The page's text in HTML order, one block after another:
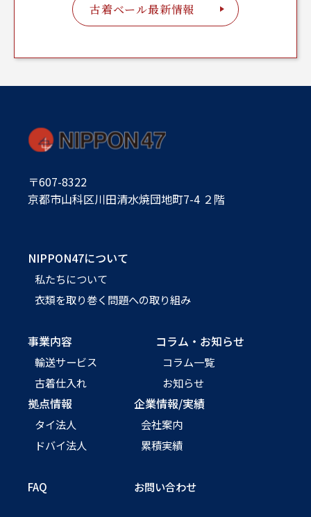
古着ベール最新情報
〒607-8322
京都市山科区川田清水焼団地町7-4 ２階
NIPPON47について
私たちについて
衣類を取り巻く問題への取り組み
事業内容
輸送サービス
古着仕入れ
コラム・お知らせ
コラム一覧
お知らせ
拠点情報
タイ法人
ドバイ法人
企業情報/実績
会社案内
累積実績
FAQ お問い合わせ